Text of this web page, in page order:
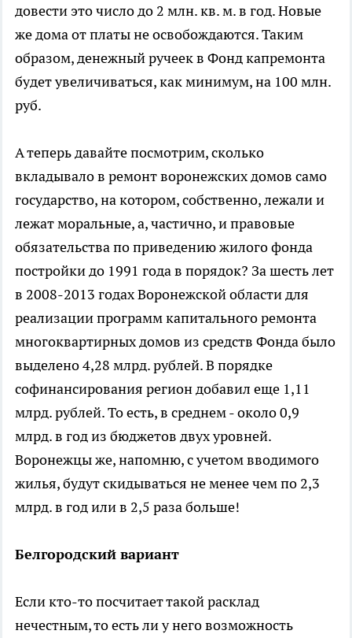
довести это число до 2 млн. кв. м. в год. Новые
же дома от платы не освобождаются. Таким
образом, денежный ручеек в Фонд капремонта
будет увеличиваться, как минимум, на 100 млн.
руб.
А теперь давайте посмотрим, сколько
вкладывало в ремонт воронежских домов само
государство, на котором, собственно, лежали и
лежат моральные, а, частично, и правовые
обязательства по приведению жилого фонда
постройки до 1991 года в порядок? За шесть лет
в 2008-2013 годах Воронежской области для
реализации программ капитального ремонта
многоквартирных домов из средств Фонда было
выделено 4,28 млрд. рублей. В порядке
софинансирования регион добавил еще 1,11
млрд. рублей. То есть, в среднем - около 0,9
млрд. в год из бюджетов двух уровней.
Воронежцы же, напомню, с учетом вводимого
жилья, будут скидываться не менее чем по 2,3
млрд. в год или в 2,5 раза больше!
Белгородский вариант
Если кто-то посчитает такой расклад
нечестным, то есть ли у него возможность